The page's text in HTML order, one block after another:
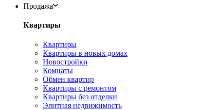
Продажа
Квартиры
Квартиры
Квартиры в новых домах
Новостройки
Комнаты
Обмен квартир
Квартиры с ремонтом
Квартиры без отделки
Элитная недвижимость